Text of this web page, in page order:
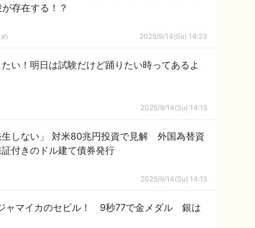
存在する！？
2025/9/14(Su) 14:23
い！明日は試験だけど踊りたい時ってあるよ
2025/9/14(Su) 14:15
しない」 対米80兆円投資で見解 外国為替資
付きのドル建て債券発行
2025/9/14(Su) 14:15
ャマイカのセビル！ 9秒77で金メダル 銀は